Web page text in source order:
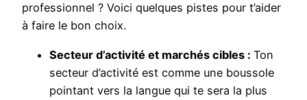
professionnel ? Voici quelques pistes pour t’aider
à faire le bon choix.
Secteur d’activité et marchés cibles : Ton
secteur d’activité est comme une boussole
pointant vers la langue qui te sera la plus